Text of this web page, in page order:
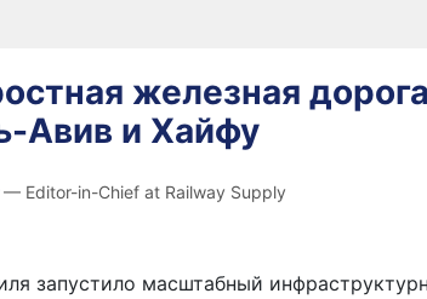
железная дорога
Авив и Хайфу
— Editor-in-Chief at Railway Supply
запустило масштабный